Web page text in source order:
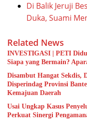
Di Balik Jeruji
Duka, Suami
Related News
INVESTIGASI | PETI
Siapa yang Bermain?
Disambut Hangat Sekdis,
Disperindag Provinsi
Kemajuan Daerah
Usai Ungkap Kasus
Perkuat Sinergi